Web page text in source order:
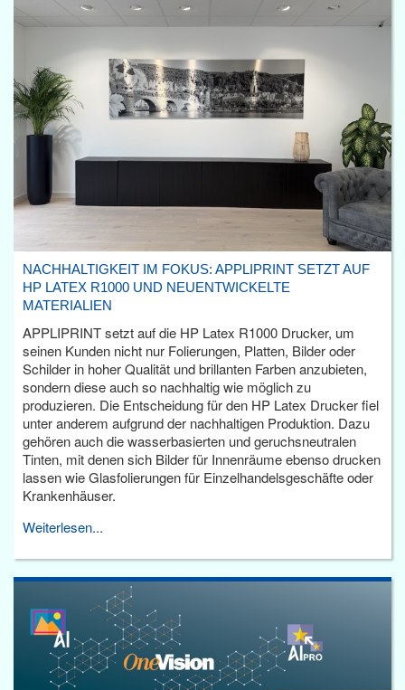
NACHHALTIGKEIT IM FOKUS: APPLIPRINT SETZT AUF
HP LATEX R1000 UND NEUENTWICKELTE
MATERIALIEN
APPLIPRINT setzt auf die HP Latex R1000 Drucker, um
seinen Kunden nicht nur Folierungen, Platten, Bilder oder
Schilder in hoher Qualität und brillanten Farben anzubieten,
sondern diese auch so nachhaltig wie möglich zu
produzieren. Die Entscheidung für den HP Latex Drucker fiel
unter anderem aufgrund der nachhaltigen Produktion. Dazu
gehören auch die wasserbasierten und geruchsneutralen
Tinten, mit denen sich Bilder für Innenräume ebenso drucken
lassen wie Glasfolierungen für Einzelhandelsgeschäfte oder
Krankenhäuser.
Weiterlesen...